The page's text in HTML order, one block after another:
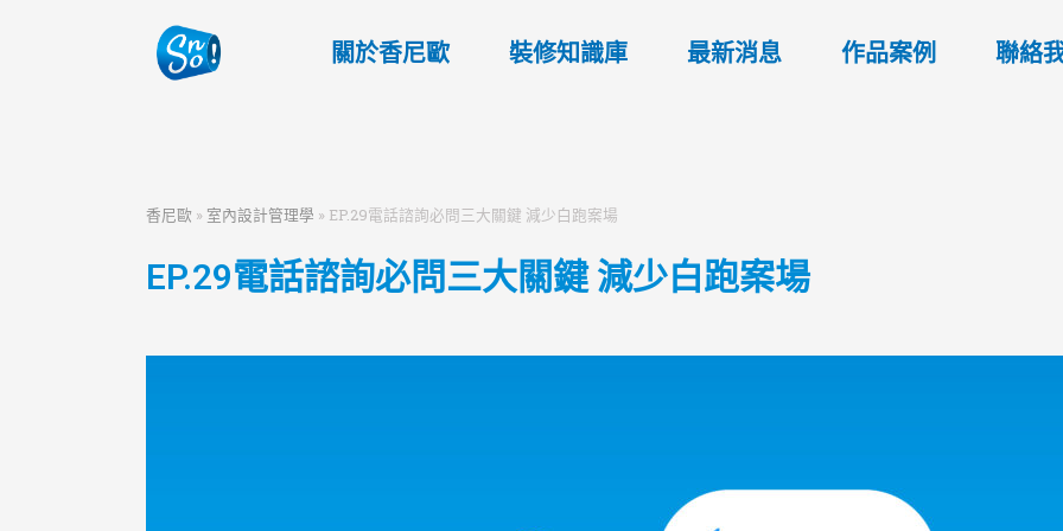
關於香尼歐 裝修知識庫 最新消息 作品案例 聯絡
香尼歐 » 室內設計管理學 » EP.29電話諮詢必問三大關鍵 減少白跑案場
EP.29電話諮詢必問三大關鍵 減少白跑案場